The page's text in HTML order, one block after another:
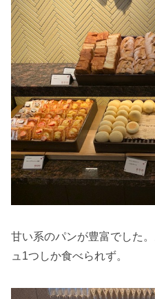
甘い系のパンが豊富でした
ュ1つしか食べられず。